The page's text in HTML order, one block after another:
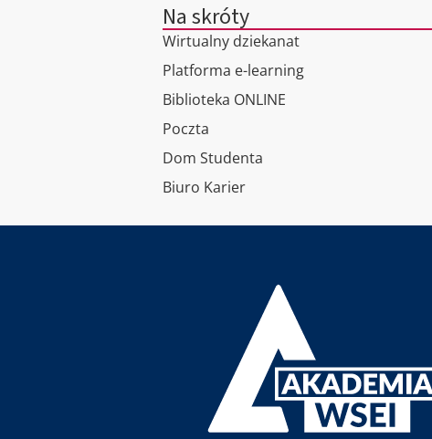
Na skróty
Wirtualny dziekanat
Platforma e-learning
Biblioteka ONLINE
Poczta
Dom Studenta
Biuro Karier